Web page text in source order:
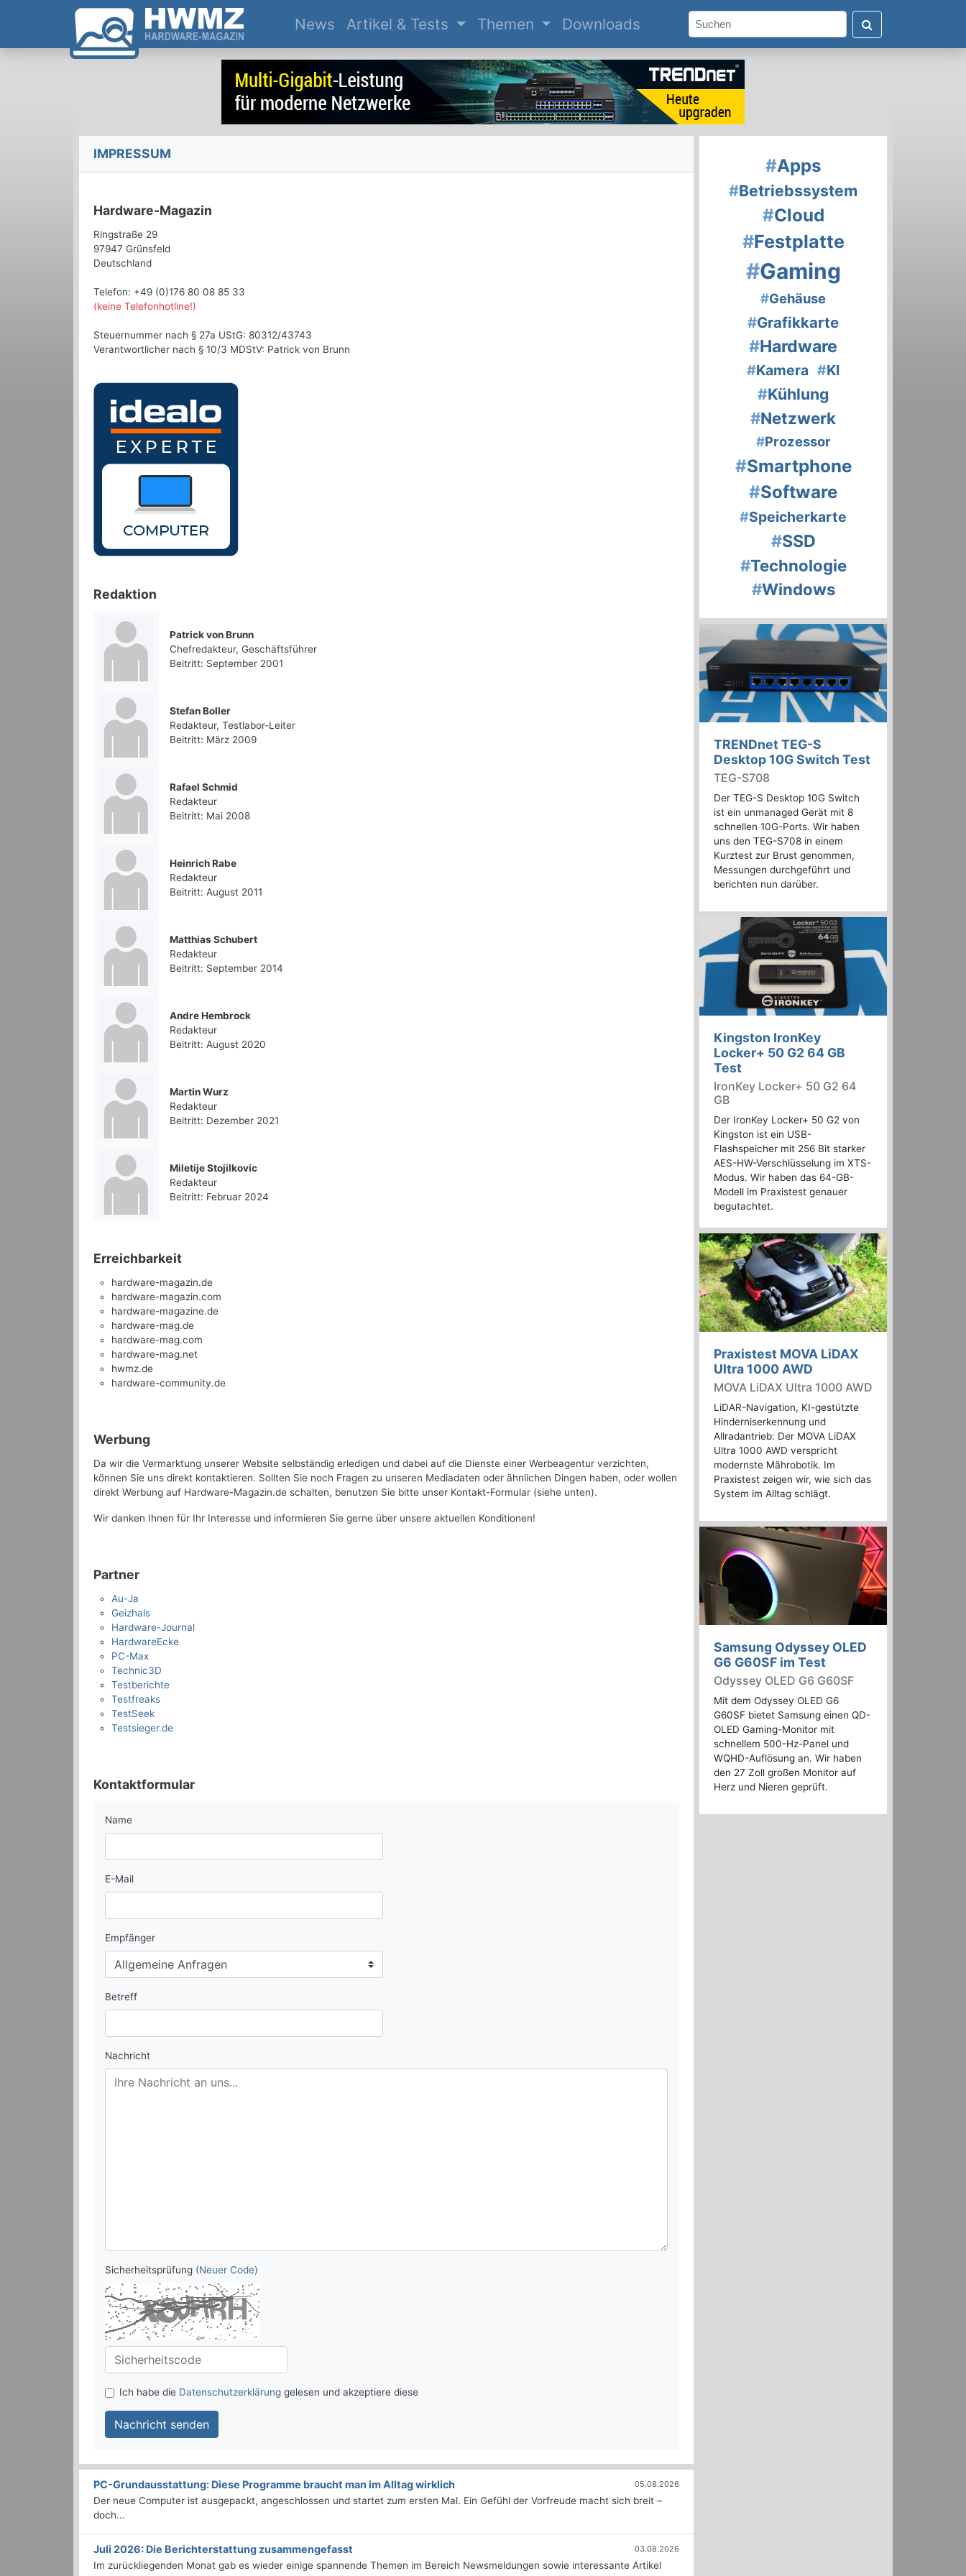
News(current)
Artikel & Tests Themen Downloads
IMPRESSUM
Hardware-Magazin
Ringstraße 29
97947 Grünsfeld
Deutschland
Telefon: +49 (0)176 80 08 85 33
(keine Telefonhotline!)
Steuernummer nach § 27a UStG: 80312/43743
Verantwortlicher nach § 10/3 MDStV: Patrick von Brunn
Redaktion
Patrick von Brunn
Chefredakteur, Geschäftsführer
Beitritt: September 2001
Stefan Boller
Redakteur, Testlabor-Leiter
Beitritt: März 2009
Rafael Schmid
Redakteur
Beitritt: Mai 2008
Heinrich Rabe
Redakteur
Beitritt: August 2011
Matthias Schubert
Redakteur
Beitritt: September 2014
Andre Hembrock
Redakteur
Beitritt: August 2020
Martin Wurz
Redakteur
Beitritt: Dezember 2021
Miletije Stojilkovic
Redakteur
Beitritt: Februar 2024
Erreichbarkeit
hardware-magazin.de
hardware-magazin.com
hardware-magazine.de
hardware-mag.de
hardware-mag.com
hardware-mag.net
hwmz.de
hardware-community.de
Werbung
Da wir die Vermarktung unserer Website selbständig erledigen und dabei auf die Dienste einer Werbeagentur verzichten,
können Sie uns direkt kontaktieren. Sollten Sie noch Fragen zu unseren Mediadaten oder ähnlichen Dingen haben, oder wollen
direkt Werbung auf Hardware-Magazin.de schalten, benutzen Sie bitte unser Kontakt-Formular (siehe unten).
Wir danken Ihnen für Ihr Interesse und informieren Sie gerne über unsere aktuellen Konditionen!
Partner
Au-Ja
Geizhals
Hardware-Journal
HardwareEcke
PC-Max
Technic3D
Testberichte
Testfreaks
TestSeek
Testsieger.de
Kontaktformular
Name
E-Mail
Empfänger
Betreff
Nachricht
Sicherheitsprüfung (Neuer Code)
Ich habe die Datenschutzerklärung gelesen und akzeptiere diese
Nachricht senden
PC-Grundausstattung: Diese Programme braucht man im Alltag wirklich 05.08.2026
Der neue Computer ist ausgepackt, angeschlossen und startet zum ersten Mal. Ein Gefühl der Vorfreude macht sich breit –
doch...
Juli 2026: Die Bericht­erstattung zusammengefasst 03.08.2026
Im zurückliegenden Monat gab es wieder einige spannende Themen im Bereich Newsmeldungen sowie interessante Artikel
#Apps
#Betriebssystem
#Cloud
#Festplatte
#Gaming
#Gehäuse
#Grafikkarte
#Hardware
#Kamera #KI
#Kühlung
#Netzwerk
#Prozessor
#Smartphone
#Software
#Speicherkarte
#SSD
#Technologie
#Windows
TRENDnet TEG-S
Desktop 10G Switch Test
TEG-S708
Der TEG-S Desktop 10G Switch
ist ein unmanaged Gerät mit 8
schnellen 10G-Ports. Wir haben
uns den TEG-S708 in einem
Kurztest zur Brust genommen,
Messungen durchgeführt und
berichten nun darüber.
Kingston IronKey
Locker+ 50 G2 64 GB
Test
IronKey Locker+ 50 G2 64
GB
Der IronKey Locker+ 50 G2 von
Kingston ist ein USB-
Flashspeicher mit 256 Bit starker
AES-HW-Verschlüsselung im XTS-
Modus. Wir haben das 64-GB-
Modell im Praxistest genauer
begutachtet.
Praxistest MOVA LiDAX
Ultra 1000 AWD
MOVA LiDAX Ultra 1000 AWD
LiDAR-Navigation, KI-gestützte
Hinderniserkennung und
Allradantrieb: Der MOVA LiDAX
Ultra 1000 AWD verspricht
modernste Mährobotik. Im
Praxistest zeigen wir, wie sich das
System im Alltag schlägt.
Samsung Odyssey OLED
G6 G60SF im Test
Odyssey OLED G6 G60SF
Mit dem Odyssey OLED G6
G60SF bietet Samsung einen QD-
OLED Gaming-Monitor mit
schnellem 500-Hz-Panel und
WQHD-Auflösung an. Wir haben
den 27 Zoll großen Monitor auf
Herz und Nieren geprüft.